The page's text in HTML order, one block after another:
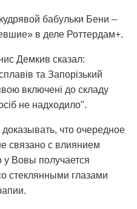
бабульки Бени –
в деле Роттердам+.
Демкив сказал:
та Запорізький
включені до складу
не надходило".
что очередное
связано с влиянием
у Вовы получается
стеклянными глазами